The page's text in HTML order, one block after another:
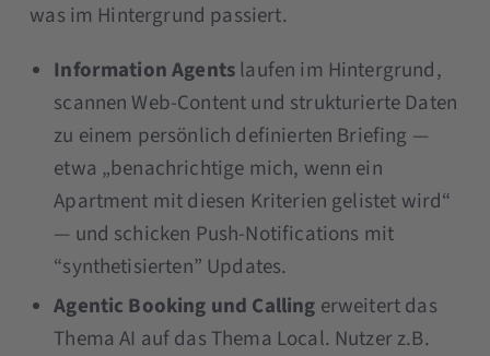
was im Hintergrund passiert.
Information Agentslaufen im Hintergrund,
scannen Web-Content und strukturierte Daten
zu einem persönlich definierten Briefing —
etwa „benachrichtige mich, wenn ein
Apartment mit diesen Kriterien gelistet wird“
— und schicken Push-Notifications mit
“synthetisierten” Updates.
Agentic Booking und Calling erweitert das
Thema AI auf das Thema Local. Nutzer z.B.